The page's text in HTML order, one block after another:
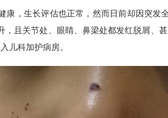
康，生长评估也正常，然而日前却因突发
，且关节处、眼睛、鼻梁处都发红脱屑、
儿科加护病房。